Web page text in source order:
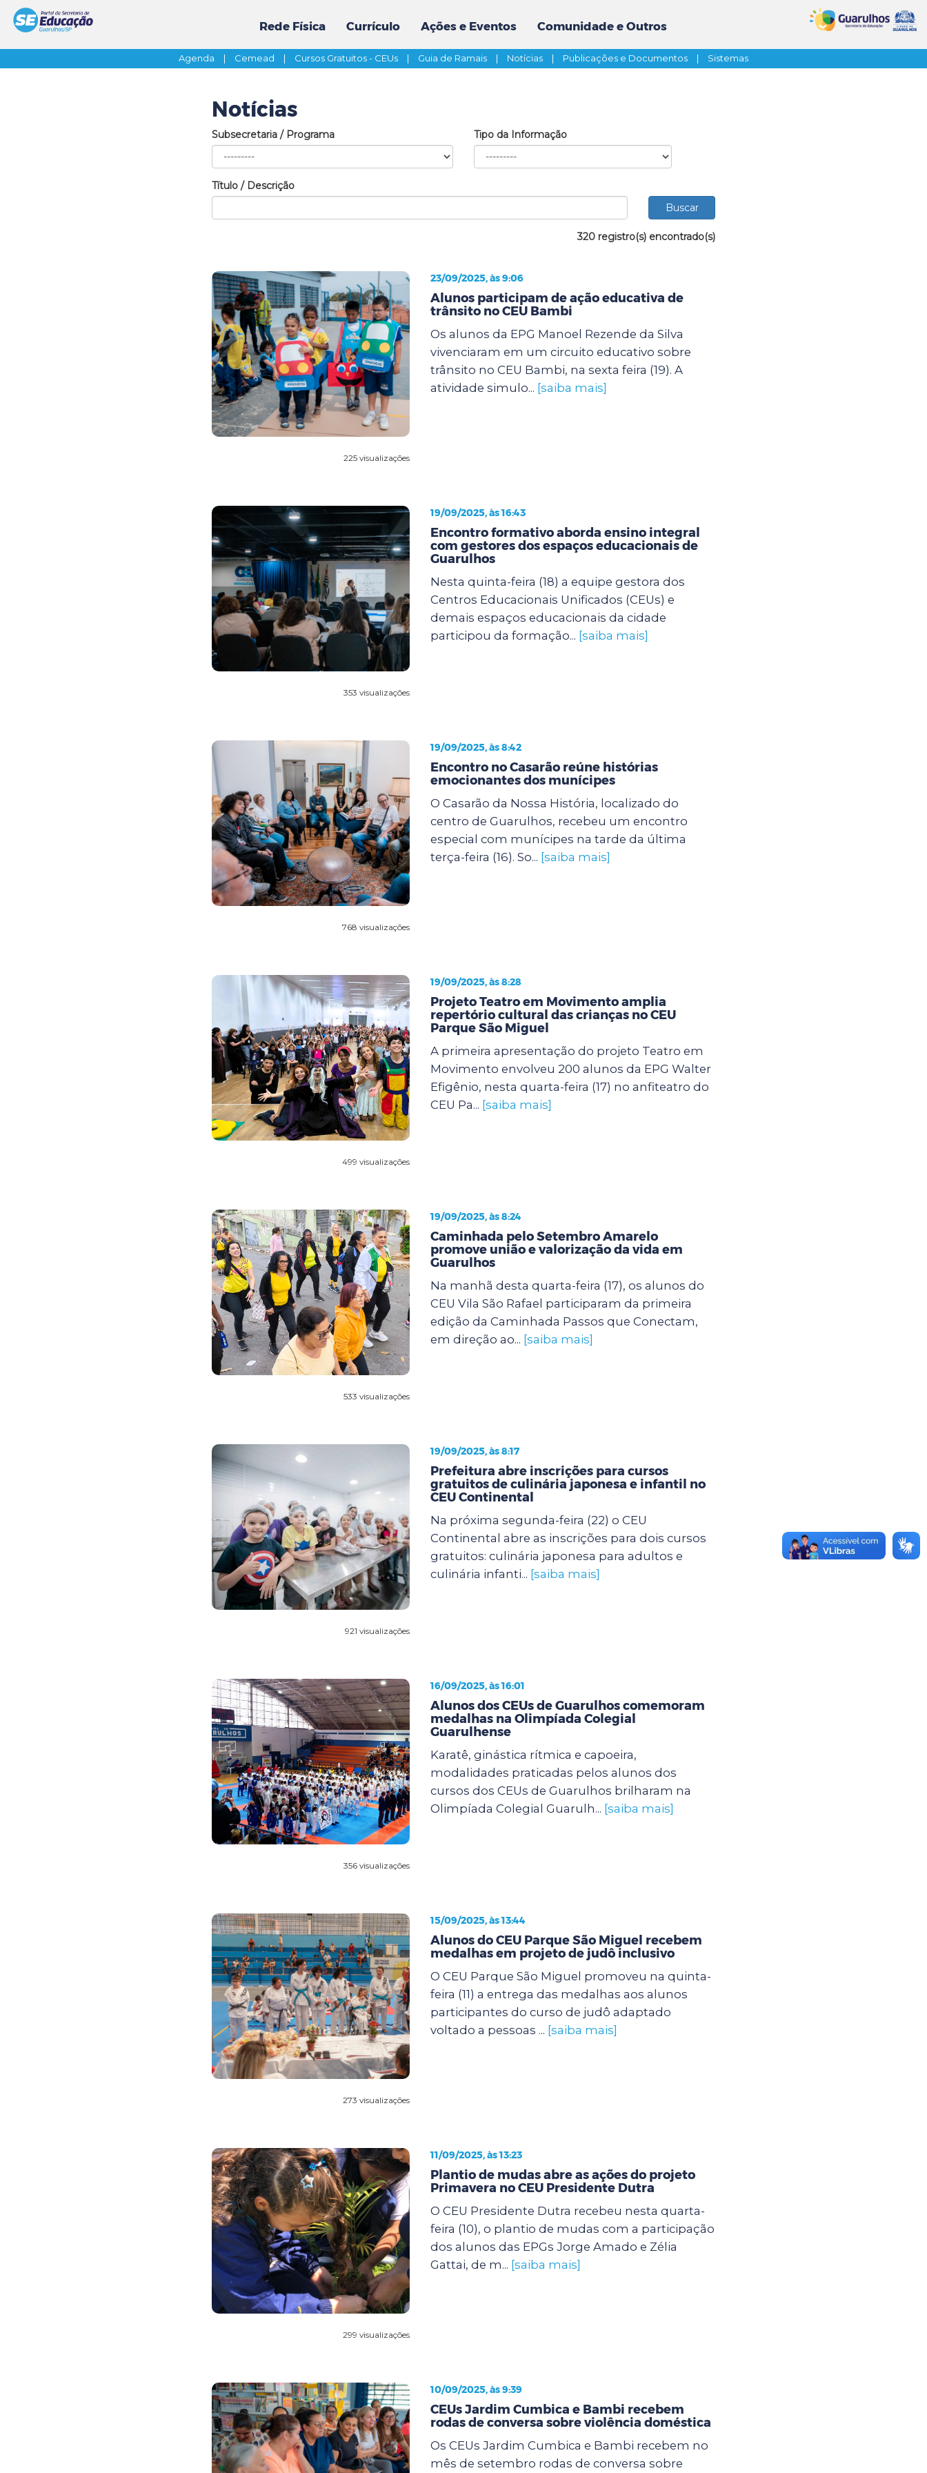
Rede Física Currículo Ações e Eventos Comunidade e Outros
Agenda | Cemead | Cursos Gratuitos - CEUs | Guia de Ramais | Notícias | Publicações e Documentos | Sistemas
Notícias
Subsecretaria / Programa Tipo da Informação
Título / Descrição
320 registro(s) encontrado(s)
225 visualizações
23/09/2025, às 9:06
Alunos participam de ação educativa de
trânsito no CEU Bambi
Os alunos da EPG Manoel Rezende da Silva
vivenciaram em um circuito educativo sobre
trânsito no CEU Bambi, na sexta feira (19). A
atividade simulo... [saiba mais]
353 visualizações
19/09/2025, às 16:43
Encontro formativo aborda ensino integral
com gestores dos espaços educacionais de
Guarulhos
Nesta quinta-feira (18) a equipe gestora dos
Centros Educacionais Unificados (CEUs) e
demais espaços educacionais da cidade
participou da formação... [saiba mais]
768 visualizações
19/09/2025, às 8:42
Encontro no Casarão reúne histórias
emocionantes dos munícipes
O Casarão da Nossa História, localizado do
centro de Guarulhos, recebeu um encontro
especial com munícipes na tarde da última
terça-feira (16). So... [saiba mais]
499 visualizações
19/09/2025, às 8:28
Projeto Teatro em Movimento amplia
repertório cultural das crianças no CEU
Parque São Miguel
A primeira apresentação do projeto Teatro em
Movimento envolveu 200 alunos da EPG Walter
Efigênio, nesta quarta-feira (17) no anfiteatro do
CEU Pa... [saiba mais]
533 visualizações
19/09/2025, às 8:24
Caminhada pelo Setembro Amarelo
promove união e valorização da vida em
Guarulhos
Na manhã desta quarta-feira (17), os alunos do
CEU Vila São Rafael participaram da primeira
edição da Caminhada Passos que Conectam,
em direção ao... [saiba mais]
921 visualizações
19/09/2025, às 8:17
Prefeitura abre inscrições para cursos
gratuitos de culinária japonesa e infantil no
CEU Continental
Na próxima segunda-feira (22) o CEU
Continental abre as inscrições para dois cursos
gratuitos: culinária japonesa para adultos e
culinária infanti... [saiba mais]
356 visualizações
16/09/2025, às 16:01
Alunos dos CEUs de Guarulhos comemoram
medalhas na Olimpíada Colegial
Guarulhense
Karatê, ginástica rítmica e capoeira,
modalidades praticadas pelos alunos dos
cursos dos CEUs de Guarulhos brilharam na
Olimpíada Colegial Guarulh... [saiba mais]
273 visualizações
15/09/2025, às 13:44
Alunos do CEU Parque São Miguel recebem
medalhas em projeto de judô inclusivo
O CEU Parque São Miguel promoveu na quinta-
feira (11) a entrega das medalhas aos alunos
participantes do curso de judô adaptado
voltado a pessoas ... [saiba mais]
299 visualizações
11/09/2025, às 13:23
Plantio de mudas abre as ações do projeto
Primavera no CEU Presidente Dutra
O CEU Presidente Dutra recebeu nesta quarta-
feira (10), o plantio de mudas com a participação
dos alunos das EPGs Jorge Amado e Zélia
Gattai, de m... [saiba mais]
10/09/2025, às 9:39
CEUs Jardim Cumbica e Bambi recebem
rodas de conversa sobre violência doméstica
Os CEUs Jardim Cumbica e Bambi recebem no
mês de setembro rodas de conversa sobre